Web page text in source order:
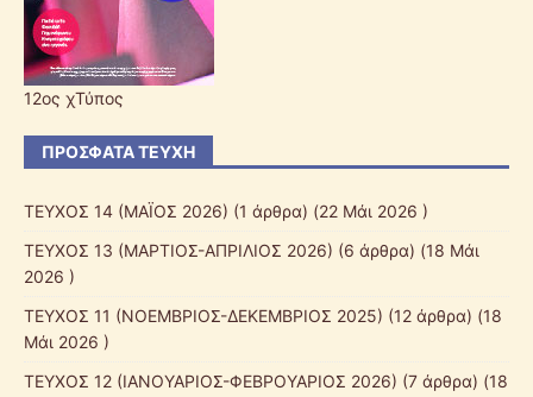
12ος χΤύπος
ΠΡΌΣΦΑΤΑ ΤΕΎΧΗ
ΤΕΥΧΟΣ 14 (ΜΑΪΟΣ 2026) (1 άρθρα) (22 Μάι 2026 )
ΤΕΥΧΟΣ 13 (ΜΑΡΤΙΟΣ-ΑΠΡΙΛΙΟΣ 2026) (6 άρθρα) (18 Μάι
2026 )
ΤΕΥΧΟΣ 11 (ΝΟΕΜΒΡΙΟΣ-ΔΕΚΕΜΒΡΙΟΣ 2025) (12 άρθρα) (18
Μάι 2026 )
ΤΕΥΧΟΣ 12 (ΙΑΝΟΥΑΡΙΟΣ-ΦΕΒΡΟΥΑΡΙΟΣ 2026) (7 άρθρα) (18